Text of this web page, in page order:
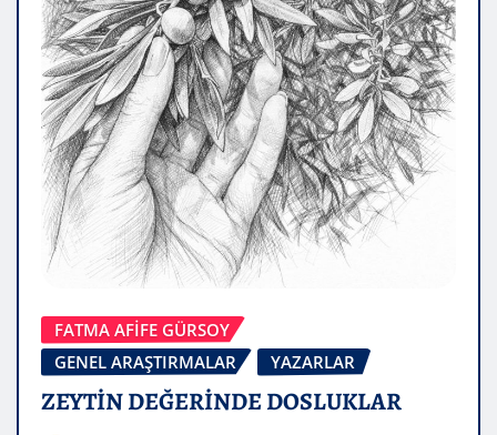
FATMA AFİFE GÜRSOY
GENEL ARAŞTIRMALAR
YAZARLAR
ZEYTİN DEĞERİNDE DOSLUKLAR